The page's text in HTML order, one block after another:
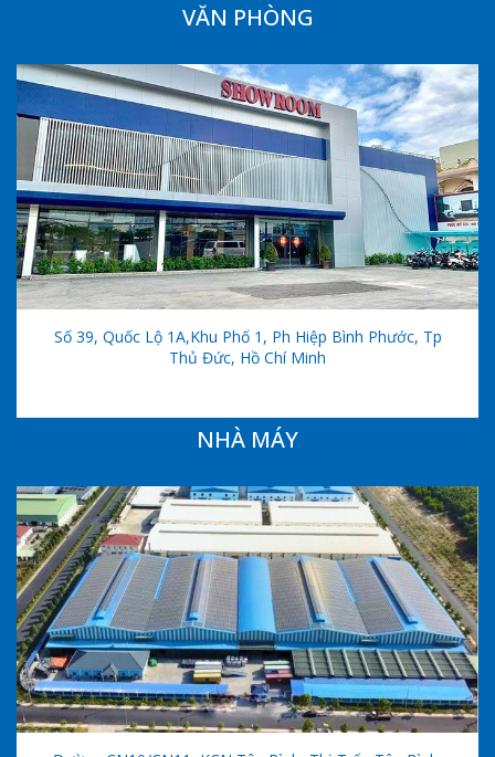
VĂN PHÒNG
Số 39, Quốc Lộ 1A,khu Phố 1, Ph Hiệp Bình Phước, Tp
Thủ Đức, Hồ Chí Minh
NHÀ MÁY